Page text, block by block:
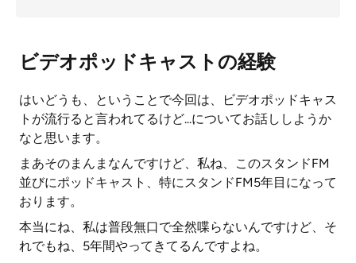
ビデオポッドキャストの経験
はいどうも、ということで今回は、ビデオポッドキャス
トが流行ると言われてるけど...についてお話ししようか
なと思います。
まあそのまんまなんですけど、私ね、このスタンドFM
並びにポッドキャスト、特にスタンドFM5年目になって
おります。
本当にね、私は普段無口で全然喋らないんですけど、そ
れでもね、5年間やってきてるんですよね。